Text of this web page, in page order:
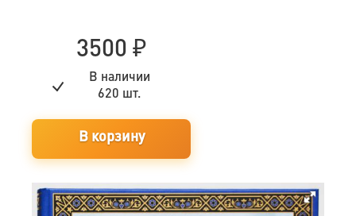
3500 ₽
В наличии
620 шт.
В корзину